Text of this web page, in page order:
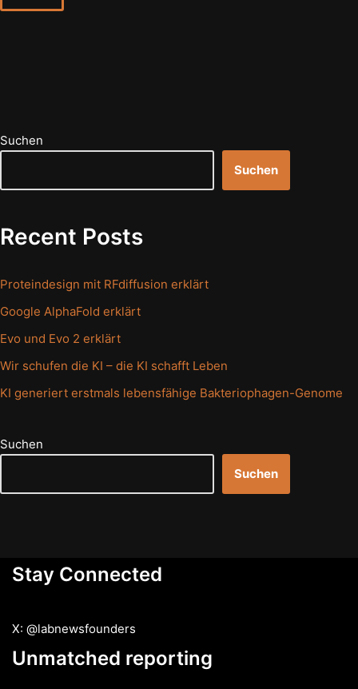
Suchen
Suchen
Recent Posts
Proteindesign mit RFdiffusion erklärt
Google AlphaFold erklärt
Evo und Evo 2 erklärt
Wir schufen die KI – die KI schafft Leben
KI generiert erstmals lebensfähige Bakteriophagen-Genome
Suchen
Suchen
Stay Connected
X: @labnewsfounders
Unmatched reporting